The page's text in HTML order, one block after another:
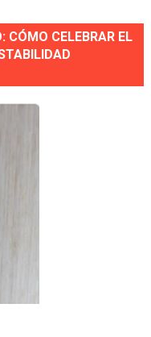
CÓMO CELEBRAR EL